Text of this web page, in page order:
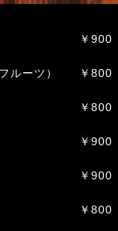
￥900
ルーツ） ￥800
￥800
￥900
￥900
￥800